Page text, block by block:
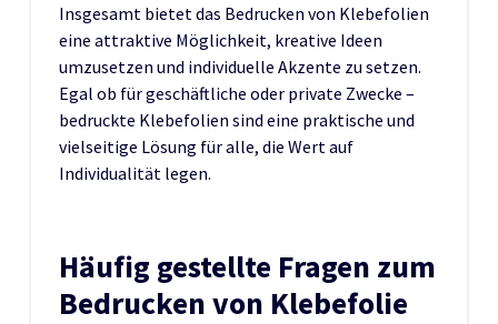
Insgesamt bietet das Bedrucken von Klebefolien
eine attraktive Möglichkeit, kreative Ideen
umzusetzen und individuelle Akzente zu setzen.
Egal ob für geschäftliche oder private Zwecke –
bedruckte Klebefolien sind eine praktische und
vielseitige Lösung für alle, die Wert auf
Individualität legen.
Häufig gestellte Fragen zum
Bedrucken von Klebefolie